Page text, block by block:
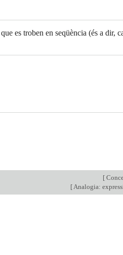
es troben en seqüència (és a dir,
[
[Analogia: